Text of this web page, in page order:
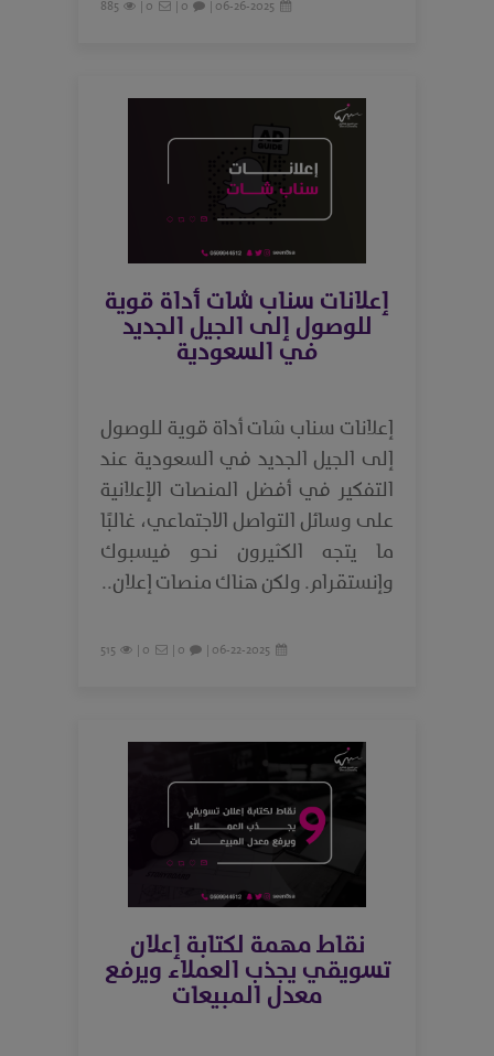
06-26-2025 |
0 |
0 |
885
إعلانات سناب شات أداة قوية
للوصول إلى الجيل الجديد
في السعودية
إعلانات سناب شات أداة قوية للوصول
إلى الجيل الجديد في السعودية عند
التفكير في أفضل المنصات الإعلانية
على وسائل التواصل الاجتماعي، غالبًا
ما يتجه الكثيرون نحو فيسبوك
وإنستقرام. ولكن هناك منصات إعلان..
06-22-2025 |
0 |
0 |
515
نقاط مهمة لكتابة إعلان
تسويقي يجذب العملاء ويرفع
معدل المبيعات